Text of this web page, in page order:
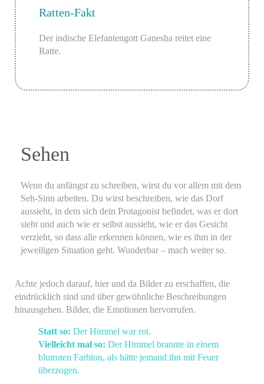
Ratten-Fakt
Der indische Elefantengott Ganesha reitet eine
Ratte.
Sehen
Wenn du anfängst zu schreiben, wirst du vor allem mit dem
Seh-Sinn arbeiten. Du wirst beschreiben, wie das Dorf
aussieht, in dem sich dein Protagonist befindet, was er dort
sieht und auch wie er selbst aussieht, wie er das Gesicht
verzieht, so dass alle erkennen können, wie es ihm in der
jeweiligen Situation geht. Wunderbar – mach weiter so.
Achte jedoch darauf, hier und da Bilder zu erschaffen, die
eindrücklich sind und über gewöhnliche Beschreibungen
hinausgehen. Bilder, die Emotionen hervorrufen.
Statt so: Der Himmel war rot.
Vielleicht mal so: Der Himmel brannte in einem
blutroten Farbton, als hätte jemand ihn mit Feuer
überzogen.